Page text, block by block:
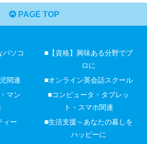
PAGE TOP
パソコ
■【資格】興味ある分野でプ
ロに
関連
■オンライン英会話スクール
マン
■コンピュータ・タブレッ
ト・スマホ関連
ィー
■生活支援～あなたの暮しを
ハッピーに